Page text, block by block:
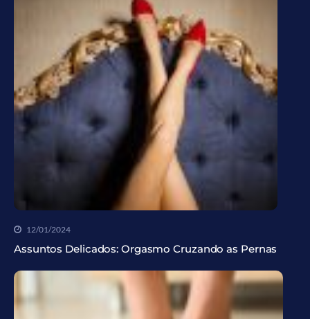
12/01/2024
Assuntos Delicados: Orgasmo Cruzando as Pernas